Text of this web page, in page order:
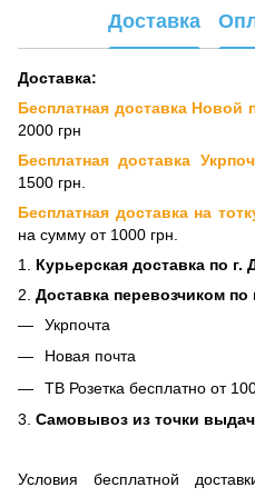
Доставка
Доставка:
Бесплатная доставка Новой
2000 грн
Бесплатная доставка
1500 грн.
Бесплатная доставка на
на сумму от 1000 грн.
1. Курьерская доставка по г.
2. Доставка перевозчиком
Укрпочта
Новая почта
ТВ Розетка бесплатно от
3. Самовывоз из точки
Условия бесплатной